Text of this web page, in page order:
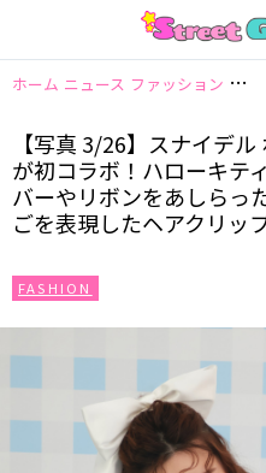
ホーム ニュース ファッション 【
【写真 3/26】スナイデ
が初コラボ！ハローキテ
バーやリボンをあしらっ
ごを表現したヘアクリッ
FASHION